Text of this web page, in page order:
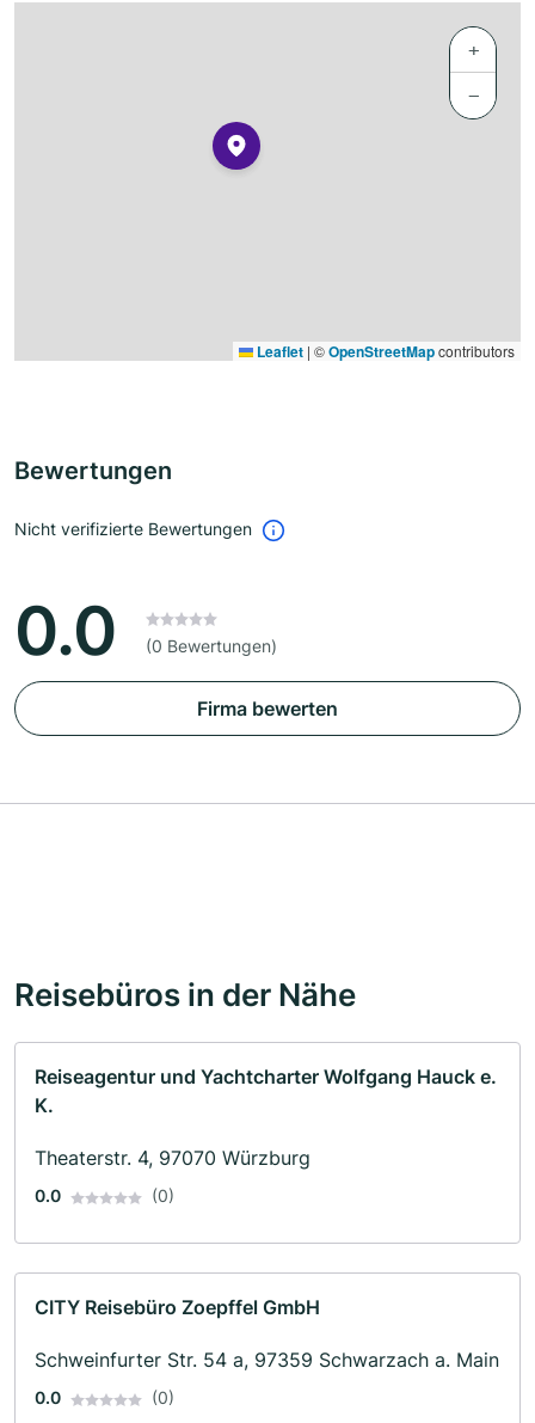
+
−
Leaflet | ©OpenStreetMapcontributors
Bewertungen
Nicht verifizierte Bewertungen
0.0 (0 Bewertungen)
Firma bewerten
Reisebüros in der Nähe
Reiseagentur und Yachtcharter Wolfgang Hauck e.
K.
Theaterstr. 4, 97070 Würzburg
0.0 (0)
CITY Reisebüro Zoepffel GmbH
Schweinfurter Str. 54 a, 97359 Schwarzach a. Main
0.0 (0)